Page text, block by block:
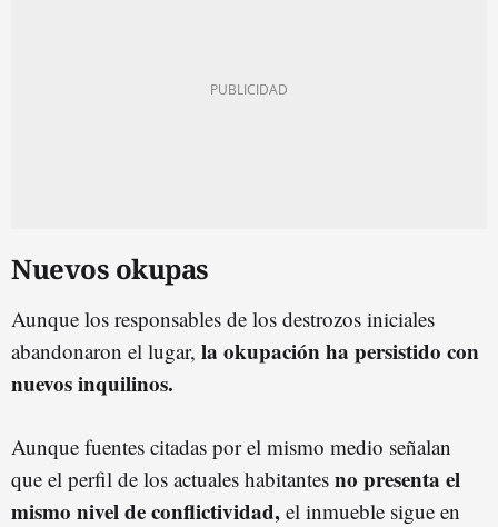
Nuevos okupas
Aunque los responsables de los destrozos iniciales
abandonaron el lugar, la okupación ha persistido con
nuevos inquilinos.
Aunque fuentes citadas por el mismo medio señalan
que el perfil de los actuales habitantes no presenta el
mismo nivel de conflictividad, el inmueble sigue en